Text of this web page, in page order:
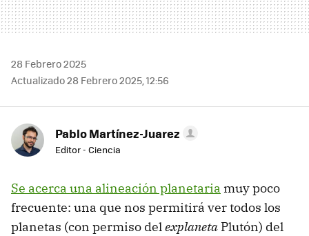
28 Febrero 2025
Actualizado 28 Febrero 2025, 12:56
Pablo Martínez-Juarez
Editor - Ciencia
Se acerca una alineación planetaria muy poco
frecuente: una que nos permitirá ver todos los
planetas (con permiso delexplaneta Plutón) del